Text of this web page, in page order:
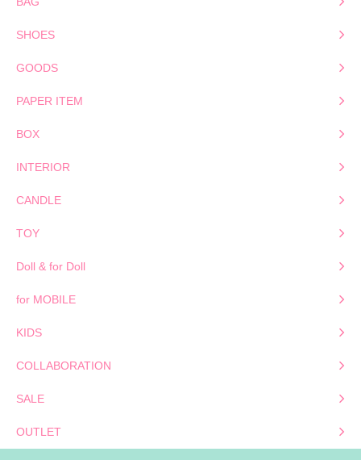
SHOES
GOODS
PAPER ITEM
BOX
INTERIOR
CANDLE
TOY
Doll & for Doll
for MOBILE
KIDS
COLLABORATION
SALE
OUTLET